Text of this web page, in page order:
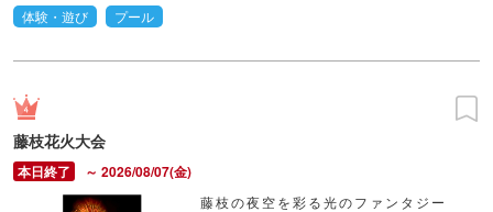
体験・遊び
プール
藤枝花火大会
～ 2026/08/07(金)
藤枝の夜空を彩る光のファンタジー